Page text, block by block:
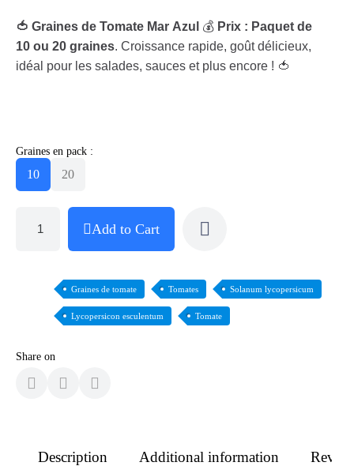
🍅 Graines de Tomate Mar Azul 💰 Prix : Paquet de
10 ou 20 graines. Croissance rapide, goût délicieux,
idéal pour les salades, sauces et plus encore ! 🍅
Graines en pack :
10 20
Add to Cart
Graines de tomate Tomates Solanum lycopersicum
Lycopersicon esculentum Tomate
Share on
Description Additional information